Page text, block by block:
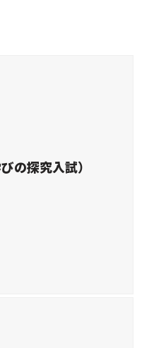
の探究入試）